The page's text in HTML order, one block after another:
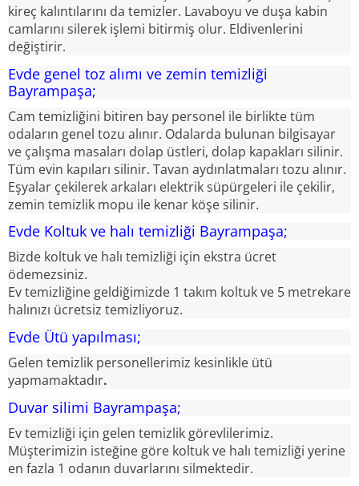
kireç kalıntılarını da temizler. Lavaboyu ve duşa kabin
camlarını silerek işlemi bitirmiş olur. Eldivenlerini
değiştirir.
Evde genel toz alımı ve zemin temizliği
Bayrampaşa;
Cam temizliğini bitiren bay personel ile birlikte tüm
odaların genel tozu alınır. Odalarda bulunan bilgisayar
ve çalışma masaları dolap üstleri, dolap kapakları silinir.
Tüm evin kapıları silinir. Tavan aydınlatmaları tozu alınır.
Eşyalar çekilerek arkaları elektrik süpürgeleri ile çekilir,
zemin temizlik mopu ile kenar köşe silinir.
Evde Koltuk ve halı temizliği Bayrampaşa;
Bizde koltuk ve halı temizliği için ekstra ücret
ödemezsiniz.
Ev temizliğine geldiğimizde 1 takım koltuk ve 5 metrekare
halınızı ücretsiz temizliyoruz.
Evde Ütü yapılması;
Gelen temizlik personellerimiz kesinlikle ütü
yapmamaktadır.
Duvar silimi Bayrampaşa;
Ev temizliği için gelen temizlik görevlilerimiz.
Müşterimizin isteğine göre koltuk ve halı temizliği yerine
en fazla 1 odanın duvarlarını silmektedir.